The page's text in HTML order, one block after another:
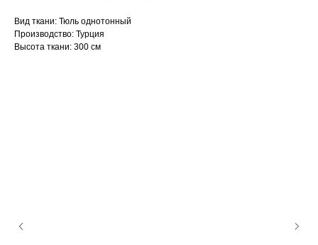
Вид ткани: Тюль однотонный
Производство: Турция
Высота ткани: 300 см